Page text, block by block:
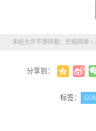
未经允许不得转载： 炽焰网单 »
分享到：
标签：